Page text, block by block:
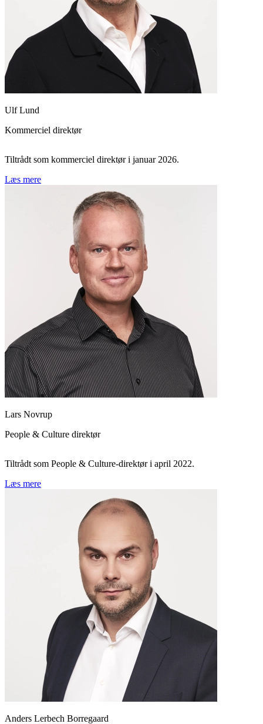
Ulf Lund
Kommerciel direktør
Tiltrådt som kommerciel direktør i januar 2026.
Læs mere
Lars Novrup
People & Culture direktør
Tiltrådt som People & Culture-direktør i april 2022.
Læs mere
Anders Lerbech Borregaard